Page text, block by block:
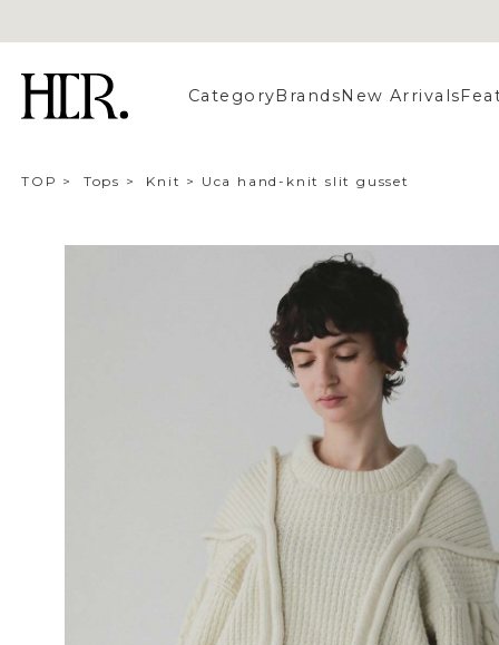
Category Brands New Arrivals
TOP > Tops > Knit > Uca hand-knit slit gusset